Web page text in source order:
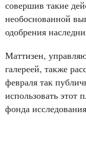
совершив такие
необоснованной
одобрения
Маттизен,
галереей, также
февраля так
использовать этот
фонда